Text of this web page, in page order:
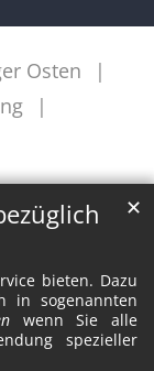
bieten. Dazu
in sogenannten
wenn Sie alle
spezieller
✕
Osten